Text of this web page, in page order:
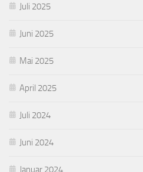
Juli 2025
Juni 2025
Mai 2025
April 2025
Juli 2024
Juni 2024
Januar 2024